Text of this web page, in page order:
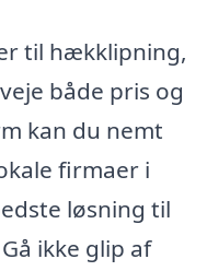
til hækklipning,
både pris og
kan du nemt
firmaer i
løsning til
ikke glip af